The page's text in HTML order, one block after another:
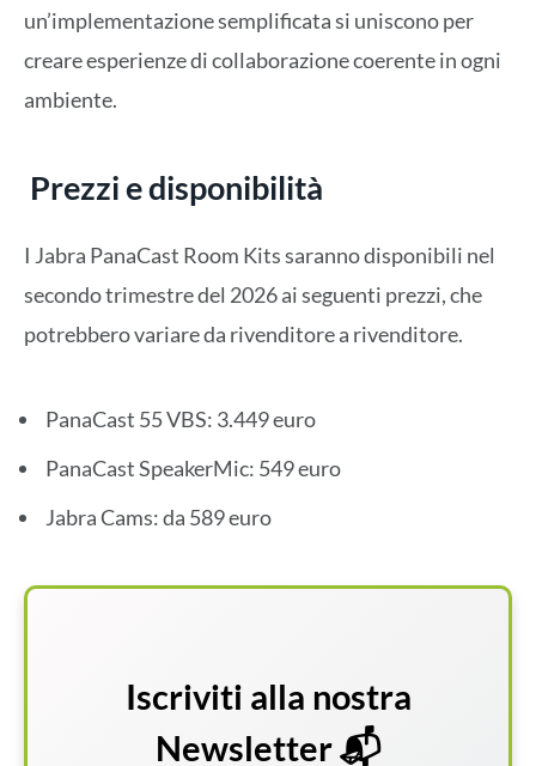
un’implementazione semplificata si uniscono per
creare esperienze di collaborazione coerente in ogni
ambiente.
Prezzi e disponibilità
I Jabra PanaCast Room Kits saranno disponibili nel
secondo trimestre del 2026 ai seguenti prezzi, che
potrebbero variare da rivenditore a rivenditore.
PanaCast 55 VBS: 3.449 euro
PanaCast SpeakerMic: 549 euro
Jabra Cams: da 589 euro
Iscriviti alla nostra
Newsletter 📬